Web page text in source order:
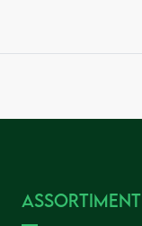
Assortiment